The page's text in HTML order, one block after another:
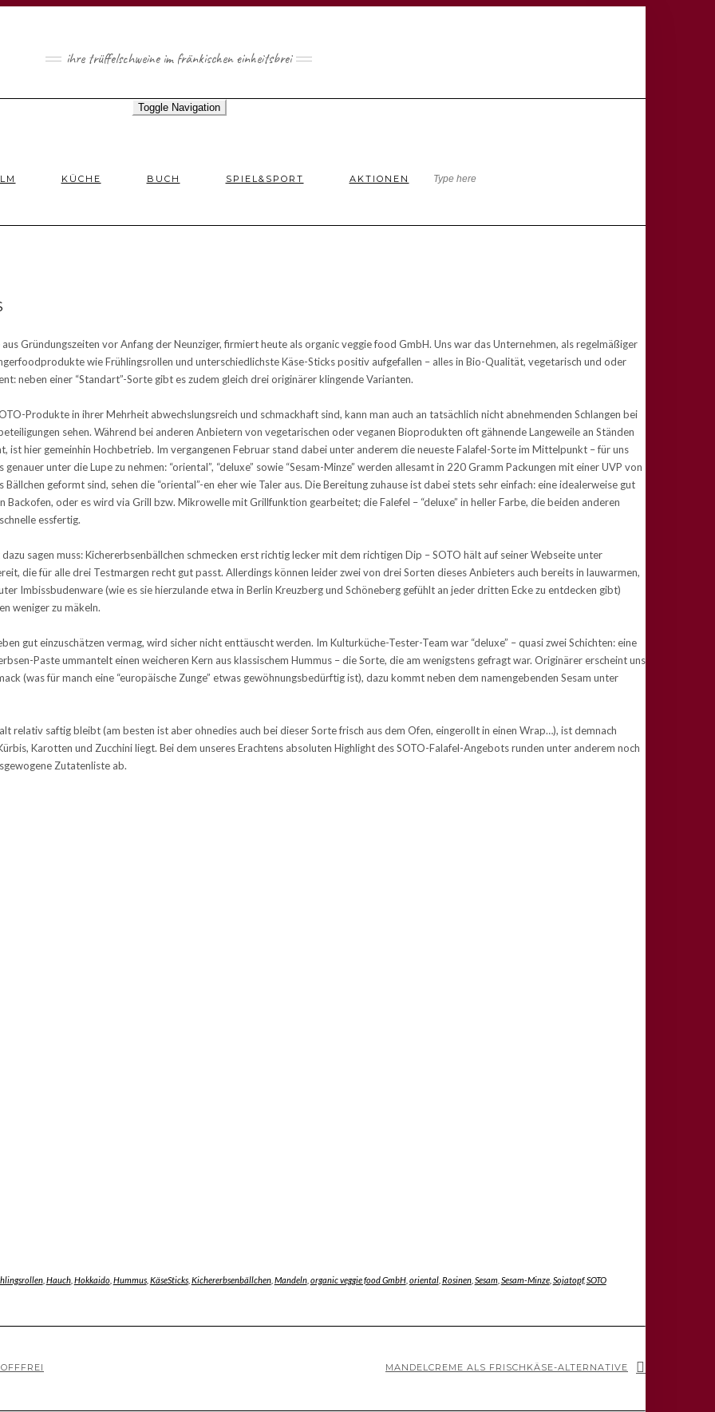
ihre trüffelschweine im fränkischen einheitsbrei
Toggle Navigation
KÜCHE BUCH SPIEL&SPORT AKTIONEN
Gründungszeiten vor Anfang der Neunziger, firmiert heute als organic veggie food GmbH. Uns war das Unternehmen, als regelmäßiger
wie Frühlingsrollen und unterschiedlichste Käse-Sticks positiv aufgefallen – alles in Bio-Qualität, vegetarisch und oder
neben einer “Standart”-Sorte gibt es zudem gleich drei originärer klingende Varianten.
Produkte in ihrer Mehrheit abwechslungsreich und schmackhaft sind, kann man auch an tatsächlich nicht abnehmenden Schlangen bei
sehen. Während bei anderen Anbietern von vegetarischen oder veganen Bioprodukten oft gähnende Langeweile an Ständen
ist hier gemeinhin Hochbetrieb. Im vergangenen Februar stand dabei unter anderem die neueste Falafel-Sorte im Mittelpunkt – für uns
unter die Lupe zu nehmen: “oriental”, “deluxe” sowie “Sesam-Minze” werden allesamt in 220 Gramm Packungen mit einer UVP von
Bällchen geformt sind, sehen die “oriental”-en eher wie Taler aus. Die Bereitung zuhause ist dabei stets sehr einfach: eine idealerweise gut
oder es wird via Grill bzw. Mikrowelle mit Grillfunktion gearbeitet; die Falefel – “deluxe” in heller Farbe, die beiden anderen
essfertig.
sagen muss: Kichererbsenbällchen schmecken erst richtig lecker mit dem richtigen Dip – SOTO hält auf seiner Webseite unter
die für alle drei Testmargen recht gut passt. Allerdings können leider zwei von drei Sorten dieses Anbieters auch bereits in lauwarmen,
Imbissbudenware (wie es sie hierzulande etwa in Berlin Kreuzberg und Schöneberg gefühlt an jeder dritten Ecke zu entdecken gibt)
weniger zu mäkeln.
gut einzuschätzen vermag, wird sicher nicht enttäuscht werden. Im Kulturküche-Tester-Team war “deluxe” – quasi zwei Schichten: eine
Paste ummantelt einen weicheren Kern aus klassischem Hummus – die Sorte, die am wenigstens gefragt war. Originärer erscheint uns
(was für manch eine “europäische Zunge” etwas gewöhnungsbedürftig ist), dazu kommt neben dem namengebenden Sesam unter
relativ saftig bleibt (am besten ist aber ohnedies auch bei dieser Sorte frisch aus dem Ofen, eingerollt in einen Wrap…), ist demnach
Karotten und Zucchini liegt. Bei dem unseres Erachtens absoluten Highlight des SOTO-Falafel-Angebots runden unter anderem noch
Zutatenliste ab.
, Hauch, Hokkaido, Hummus, KäseSticks, Kichererbsenbällchen, Mandeln, organic veggie food GmbH, oriental, Rosinen, Sesam Sesam-Minze, Sojatopf,SOTO
MANDELCREME ALS FRISCHKÄSE-ALTERNATIVE